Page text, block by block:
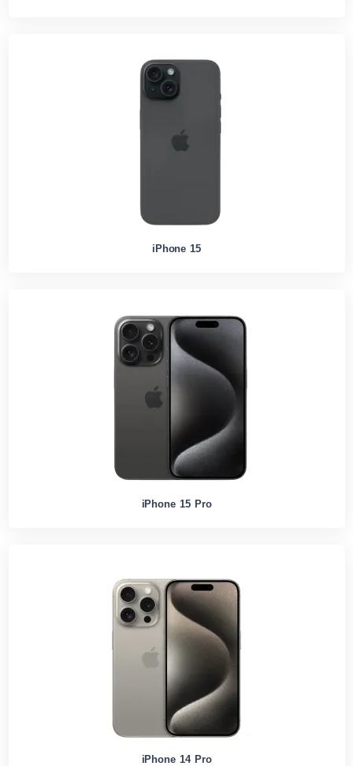
iPhone 15
iPhone 15 Pro
iPhone 14 Pro